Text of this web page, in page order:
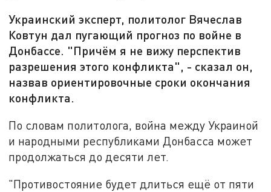
Украинский эксперт, политолог Вячеслав
Ковтун дал пугающий прогноз по войне в
Донбассе. "Причём я не вижу перспектив
разрешения этого конфликта", - сказал он,
назвав ориентировочные сроки окончания
конфликта.
По словам политолога, война между Украиной
и народными республиками Донбасса может
продолжаться до десяти лет.
"Противостояние будет длиться ещё от пяти